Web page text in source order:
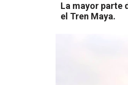
La mayor parte
el Tren Maya.